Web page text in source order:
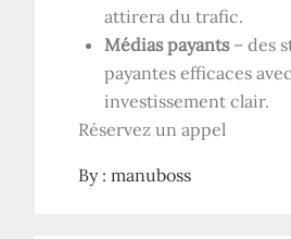
attirera du trafic.
Médias payants– des
payantes efficaces
investissement clair.
Réservez un appel
By :manuboss